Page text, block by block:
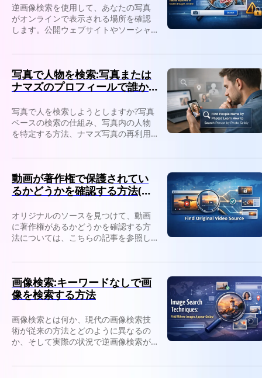
逆画像検索を使用して、あなたの写真
がオンラインで表示される場所を確認
します。公開ウェブサイトやソーシャ
像や盗まれた画像を検出します。
写真で人物を検索:写真または
ナマズのプロフィールで誰か
写真で人を検索しようとしますか?写真
ベースの検索の仕組み、写真内の人物
を特定する方法、ナマズ写真の再利用
動画が著作権で保護されてい
るかどうかを確認する方法(オ
オリジナルのソースを見つけて、動画
に著作権があるかどうかを確認する方
法については、こちらの記事を参照し
作成者を特定し、安全に許可を取得し
画像検索:キーワードなしで画
像を検索する方法
画像検索とは何か、現代の画像検索技
術が従来の方法とどのように異なるの
か、そして実際の状況で逆画像検索が